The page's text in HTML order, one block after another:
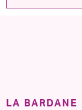
LA BARDANE